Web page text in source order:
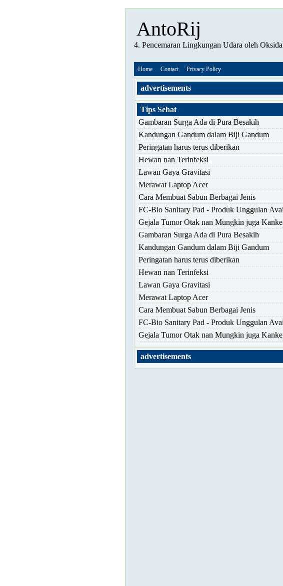
AntoRij
4. Pencemaran Lingkungan Udara oleh
Home Contact Privacy Policy
advertisements
Tips Sehat
Gambaran Surga Ada di Pura Besakih
Kandungan Gandum dalam Biji Gandum
Peringatan harus terus diberikan
Hewan nan Terinfeksi
Lawan Gaya Gravitasi
Merawat Laptop Acer
Cara Membuat Sabun Berbagai Jenis
FC-Bio Sanitary Pad - Produk Unggulan
Gejala Tumor Otak nan Mungkin juga
Gambaran Surga Ada di Pura Besakih
Kandungan Gandum dalam Biji Gandum
Peringatan harus terus diberikan
Hewan nan Terinfeksi
Lawan Gaya Gravitasi
Merawat Laptop Acer
Cara Membuat Sabun Berbagai Jenis
FC-Bio Sanitary Pad - Produk Unggulan
Gejala Tumor Otak nan Mungkin juga
advertisements